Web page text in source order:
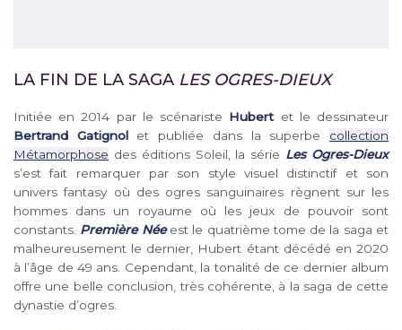
LA FIN DE LA SAGA LES OGRES-DIEUX
Initiée en 2014 par le scénariste Hubert et le dessinateur
Bertrand Gatignolet publiée dans la superbe collection
Métamorphose des éditions Soleil, la série Les Ogres-Dieux
s’est fait remarquer par son style visuel distinctif et son
univers fantasy où des ogres sanguinaires règnent sur les
hommes dans un royaume où les jeux de pouvoir sont
constants. Première Née est le quatrième tome de la saga et
malheureusement le dernier, Hubert étant décédé en 2020
à l’âge de 49 ans. Cependant, la tonalité de ce dernier album
offre une belle conclusion, très cohérente, à la saga de cette
dynastie d’ogres.